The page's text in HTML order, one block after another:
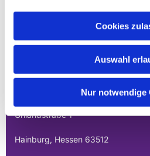
Cookies
Auswahl
Nur notwendige
EVANGELISCHE
MAINPERLEN
Uhlandstraße 1
Hainburg, Hessen 63512